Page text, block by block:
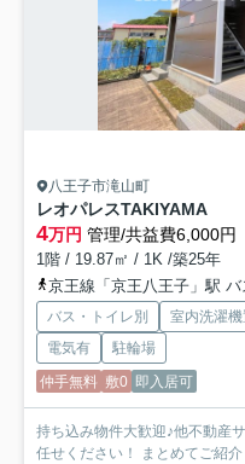
八王子市滝山町
レオパレスTAKIYAMA
4万円 管理/共益費6,000円
1階 / 19.87㎡ / 1K /築25年
京王線「京王八王子」駅
バス・トイレ別 室内洗濯
電気有
駐輪場
仲手無料 敷0 即入居可
持ち込み物件大歓迎♪他不動産
任せください！ まとめてご紹